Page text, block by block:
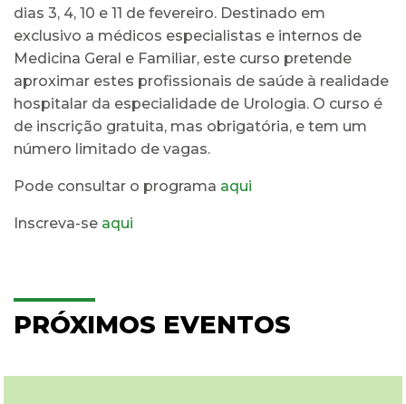
dias 3, 4, 10 e 11 de fevereiro. Destinado em
exclusivo a médicos especialistas e internos de
Medicina Geral e Familiar, este curso pretende
aproximar estes profissionais de saúde à realidade
hospitalar da especialidade de Urologia. O curso é
de inscrição gratuita, mas obrigatória, e tem um
número limitado de vagas.
Pode consultar o programa aqui
Inscreva-se aqui
PRÓXIMOS EVENTOS